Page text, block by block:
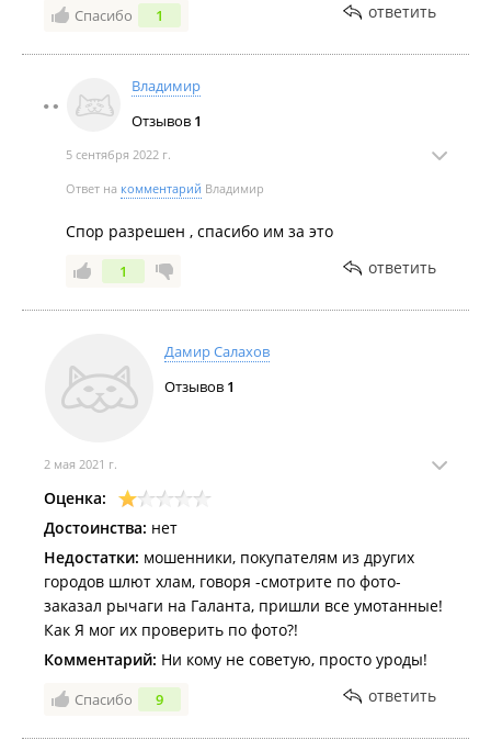
Спасибо 1 ответить
Владимир
Отзывов 1
5 сентября 2022 г.
Ответ на комментарий Владимир
Спор разрешен , спасибо им за это
1 ответить
Дамир Салахов
Отзывов 1
2 мая 2021 г.
Оценка:
Достоинства: нет
Недостатки: мошенники, покупателям из других
городов шлют хлам, говоря -смотрите по фото-
заказал рычаги на Галанта, пришли все умотанные!
Как Я мог их проверить по фото?!
Комментарий: Ни кому не советую, просто уроды!
Спасибо 9 ответить